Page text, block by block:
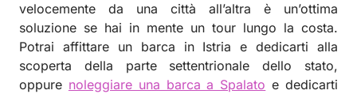
velocemente da una città all’altra è un’ottima
soluzione se hai in mente un tour lungo la costa.
Potrai affittare un barca in Istria e dedicarti alla
scoperta della parte settentrionale dello stato,
oppure noleggiare una barca a Spalato e dedicarti